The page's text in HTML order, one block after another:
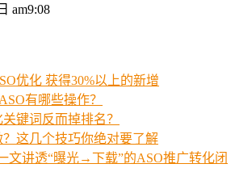
am9:08
优化 获得30%以上的新增
有哪些操作？
键词反而掉排名？
这几个技巧你绝对要了解
文讲透“曝光→下载”的ASO推广转化闭